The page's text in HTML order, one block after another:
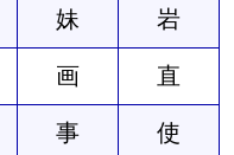
妹 岩
画 直
事 使